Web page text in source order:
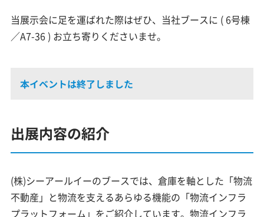
当展示会に足を運ばれた際はぜひ、当社ブースに ( 6号棟
／A7-36 ) お立ち寄りくださいませ。
本イベントは終了しました
出展内容の紹介
(株)シーアールイーのブースでは、倉庫を軸とした「物流
不動産」と物流を支えるあらゆる機能の「物流インフラ
プラットフォーム」をご紹介しています。物流インフラ